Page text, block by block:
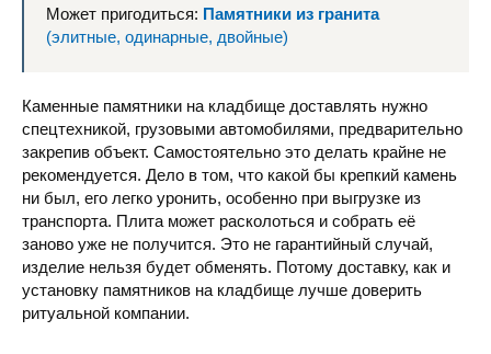
Может пригодиться: Памятники из гранита
(элитные, одинарные, двойные)
Каменные памятники на кладбище доставлять нужно
спецтехникой, грузовыми автомобилями, предварительно
закрепив объект. Самостоятельно это делать крайне не
рекомендуется. Дело в том, что какой бы крепкий камень
ни был, его легко уронить, особенно при выгрузке из
транспорта. Плита может расколоться и собрать её
заново уже не получится. Это не гарантийный случай,
изделие нельзя будет обменять. Потому доставку, как и
установку памятников на кладбище лучше доверить
ритуальной компании.